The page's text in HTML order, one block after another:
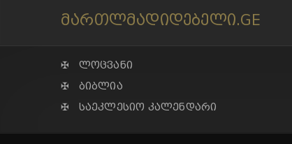
მართლმადიდებელი.GE
✠ ლოცვანი
✠ ბიბლია
✠ საეკლესიო კალენდარი